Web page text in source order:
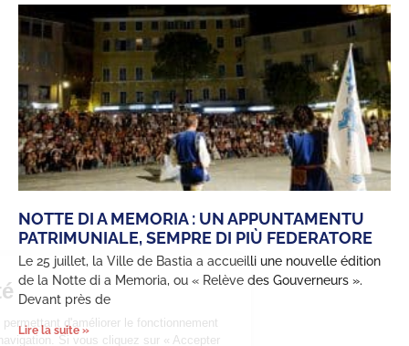
Confidentialité
Ce site utilise des cookies permettant d'améliorer le fonctionnement
grâce aux statistiques de navigation. Si vous cliquez sur « Accepter
NOTTE DI A MEMORIA : UN APPUNTAMENTU
PATRIMUNIALE, SEMPRE DI PIÙ FEDERATORE
Le 25 juillet, la Ville de Bastia a accueilli une nouvelle édition
de la Notte di a Memoria, ou « Relève des Gouverneurs ».
Devant près de
Lire la suite »